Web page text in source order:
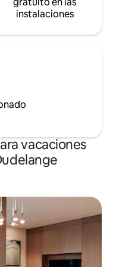
instalaciones
vacaciones